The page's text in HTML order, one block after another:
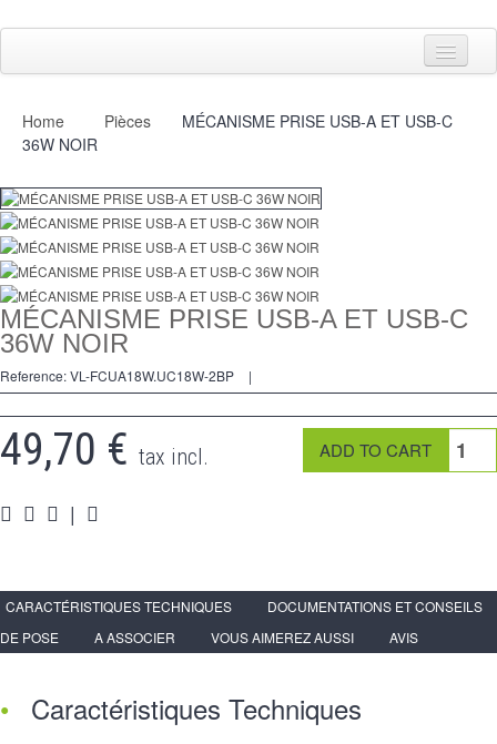
Interruptores
2 Ways
tomado
Spéciales
accesorios
Pièces
Apoyo
Home Pièces
MÉCANISME PRISE USB-A ET USB-C
36W NOIR
MÉCANISME PRISE USB-A ET USB-C
36W NOIR
Reference:VL-FCUA18W.UC18W-2BP |
49,70 € tax incl.
|
CARACTÉRISTIQUES TECHNIQUES
DOCUMENTATIONS ET CONSEILS
DE POSE
A ASSOCIER VOUS AIMEREZ AUSSI AVIS
Caractéristiques Techniques